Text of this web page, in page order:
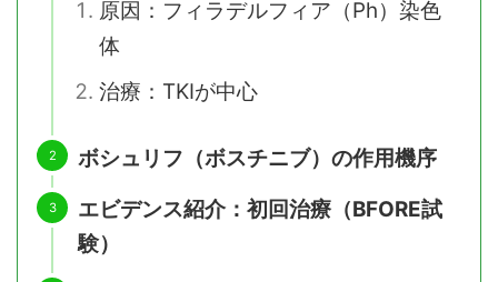
原因：フィラデルフィア（Ph）染色
体
治療：TKIが中心
ボシュリフ（ボスチニブ）の作用機序
エビデンス紹介：初回治療（BFORE試
験）